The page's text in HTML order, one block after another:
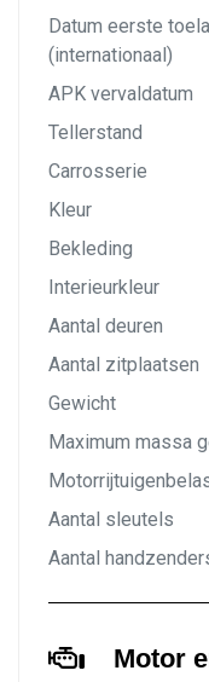
Datum eerste
(internationaal)
APK vervaldatum
Tellerstand
Carrosserie
Kleur
Bekleding
Interieurkleur
Aantal deuren
Aantal zitplaatsen
Gewicht
Maximum massa
Aantal sleutels
Aantal
Motor